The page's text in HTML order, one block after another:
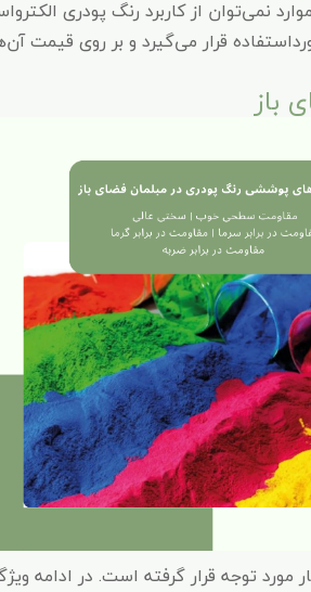
نمی‌توان از کاربرد رنگ پودری
قرار می‌گیرد و بر روی قیمت
باز
مورد توجه قرار گرفته است. در ادامه